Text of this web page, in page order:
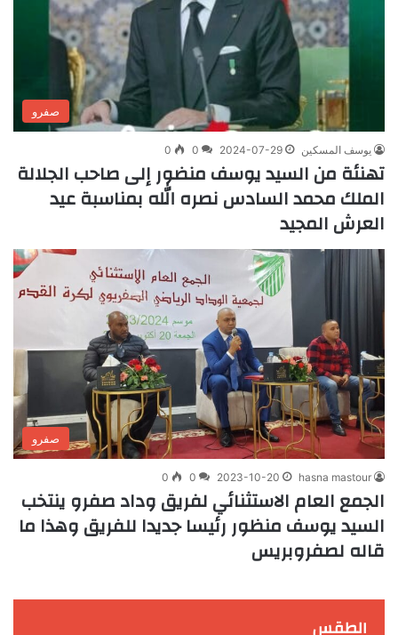
صفرو
يوسف المسكين 2024-07-29
0
0
تهنئة من السيد يوسف منضور إلى صاحب الجلالة
الملك محمد السادس نصره الله بمناسبة عيد
العرش المجيد
صفرو
hasna mastour
2023-10-20
0
0
الجمع العام الاستثنائي لفريق وداد صفرو ينتخب
السيد يوسف منظور رئيسا جديدا للفريق وهذا ما
قاله لصفروبريس
الطقس